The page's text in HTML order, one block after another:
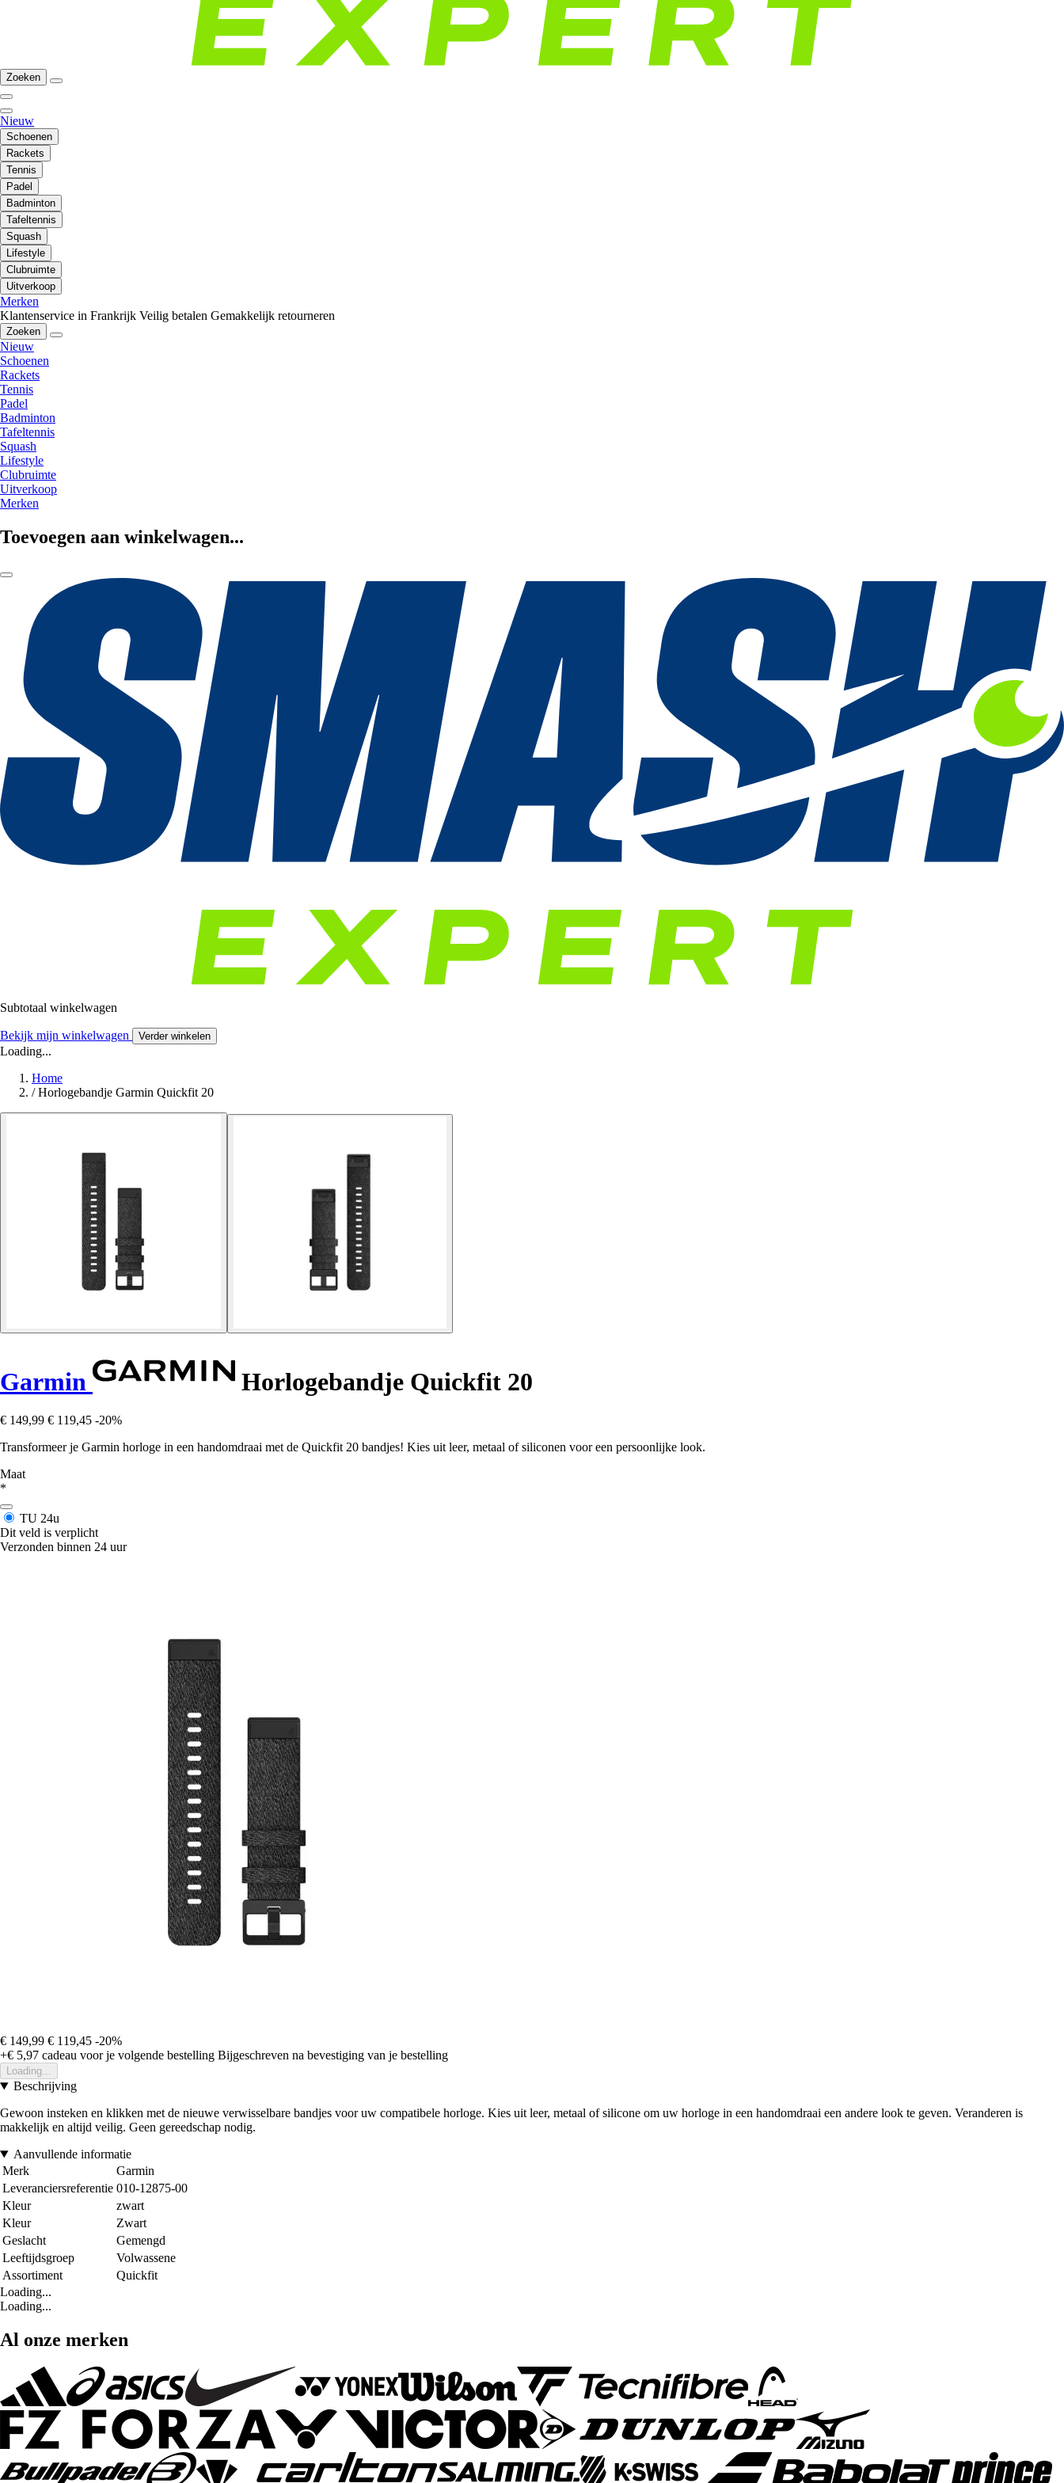
Zoeken
Nieuw
Schoenen
Rackets
Tennis
Padel
Badminton
Tafeltennis
Squash
Lifestyle
Clubruimte
Uitverkoop
Merken
Klantenservice in Frankrijk Veilig betalen Gemakkelijk retourneren
Zoeken
Nieuw
Schoenen
Rackets
Tennis
Padel
Badminton
Tafeltennis
Squash
Lifestyle
Clubruimte
Uitverkoop
Merken
Toevoegen aan winkelwagen...
Subtotaal winkelwagen
Bekijk mijn winkelwagen Verder winkelen
Loading...
Home
/ Horlogebandje Garmin Quickfit 20
Garmin Horlogebandje Quickfit 20
€ 149,99 € 119,45 -20%
Transformeer je Garmin horloge in een handomdraai met de Quickfit 20 bandjes! Kies uit leer, metaal of siliconen voor een persoonlijke look.
Maat
*
TU 24u
Dit veld is verplicht
Verzonden binnen 24 uur
€ 149,99 € 119,45 -20%
+€ 5,97 cadeau voor je volgende bestelling Bijgeschreven na bevestiging van je bestelling
Loading...
Beschrijving
Gewoon insteken en klikken met de nieuwe verwisselbare bandjes voor uw compatibele horloge. Kies uit leer, metaal of silicone om uw horloge in een handomdraai een andere look te geven. Veranderen is
makkelijk en altijd veilig. Geen gereedschap nodig.
Aanvullende informatie
Merk
Garmin
Leveranciersreferentie 010-12875-00
Kleur
zwart
Kleur
Zwart
Geslacht
Gemengd
Leeftijdsgroep
Volwassene
Assortiment
Quickfit
Loading...
Loading...
Al onze merken